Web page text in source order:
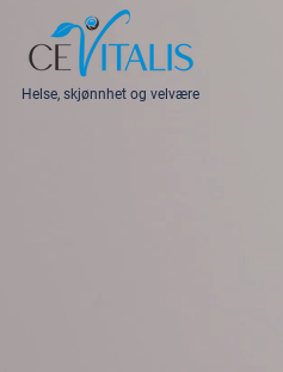
Helse, skjønnhet og velvære